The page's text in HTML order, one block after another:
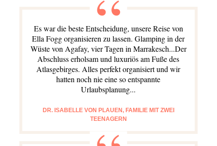
Es war die beste Entscheidung, unsere Reise von
Ella Fogg organisieren zu lassen. Glamping in der
Wüste von Agafay, vier Tagen in Marrakesch...Der
Abschluss erholsam und luxuriös am Fuße des
Atlasgebirges. Alles perfekt organisiert und wir
hatten noch nie eine so entspannte
Urlaubsplanung...
DR. ISABELLE VON PLAUEN, FAMILIE MIT ZWEI
TEENAGERN